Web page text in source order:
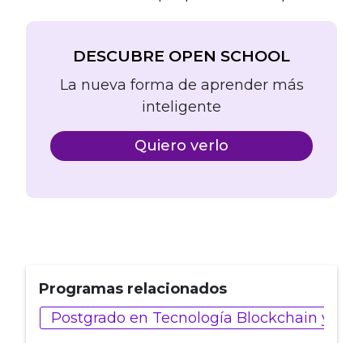
DESCUBRE OPEN SCHOOL
La nueva forma de aprender más
inteligente
Quiero verlo
Programas relacionados
Postgrado en Tecnología Blockchain y